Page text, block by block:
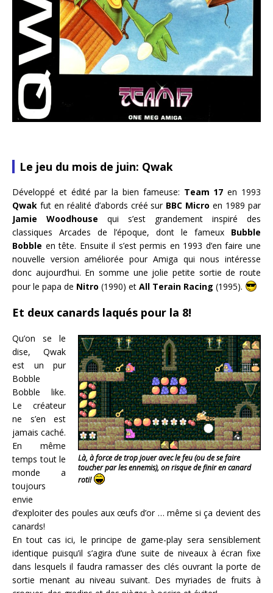
Le jeu du mois de juin: Qwak
Développé et édité par la bien fameuse: Team 17 en 1993
Qwak fut en réalité d’abords créé sur BBC Micro en 1989 par
Jamie Woodhouse qui s’est grandement inspiré des
classiques Arcades de l’époque, dont le fameux Bubble
Bobble en tête. Ensuite il s’est permis en 1993 d’en faire une
nouvelle version améliorée pour Amiga qui nous intéresse
donc aujourd’hui. En somme une jolie petite sortie de route
pour le papa de Nitro (1990) et All Terain Racing (1995).
Et deux canards laqués pour la 8!
Là, à force de trop jouer avec le feu (ou de se faire
toucher par les ennemis), on risque de finir en canard
roti!
Qu’on se le
dise, Qwak
est un pur
Bobble
Bobble like.
Le créateur
ne s’en est
jamais caché.
En même
temps tout le
monde a
toujours
envie
d’exploiter des poules aux œufs d’or … même si ça devient des
canards!
En tout cas ici, le principe de game-play sera sensiblement
identique puisqu’il s’agira d’une suite de niveaux à écran fixe
dans lesquels il faudra ramasser des clés ouvrant la porte de
sortie menant au niveau suivant. Des myriades de fruits à